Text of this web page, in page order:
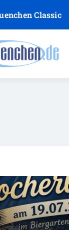
Classic